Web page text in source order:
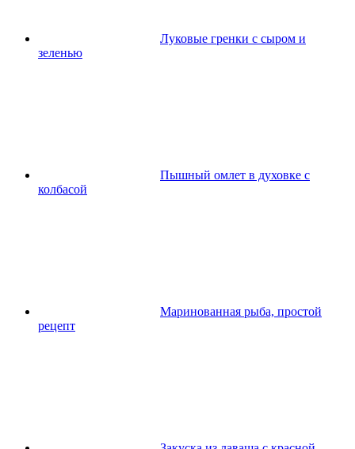
Луковые гренки с сыром и
зеленью
Пышный омлет в духовке с
колбасой
Маринованная рыба, простой
рецепт